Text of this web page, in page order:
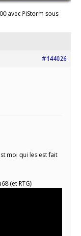
avec PiStorm sous
#144026
moi qui les est fait
(et RTG)